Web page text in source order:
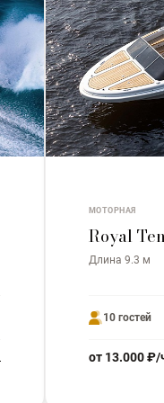
МОТОРНАЯ
Royal
Длина 9.3 м
10 гостей
от 13.000 ₽/